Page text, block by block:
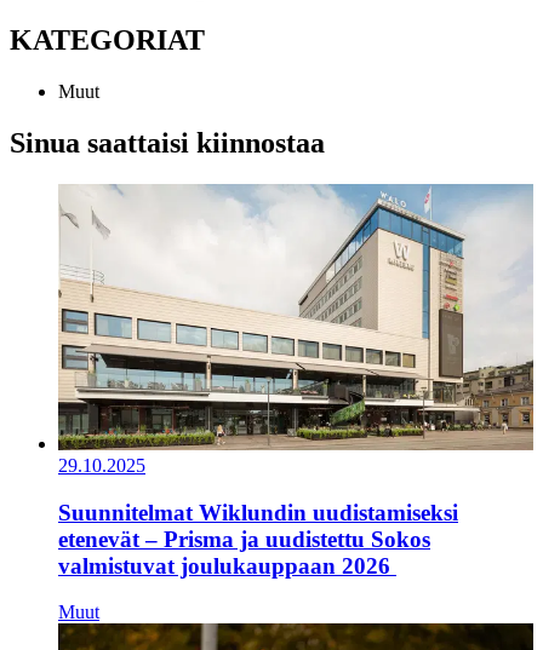
KATEGORIAT
Muut
Sinua saattaisi kiinnostaa
29.10.2025
Suunnitelmat Wiklundin uudistamiseksi
etenevät – Prisma ja uudistettu Sokos
valmistuvat joulukauppaan 2026
Muut